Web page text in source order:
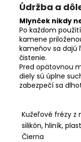
Údržba a
Mlynček nikdy
Po každom
kamene
kameňov sa dajú
čistenie.
Pred opätovnou
diely sú úplne
zabezpečí sa
Kužeľové frézy z
silikón, hliník, plast
Čierna